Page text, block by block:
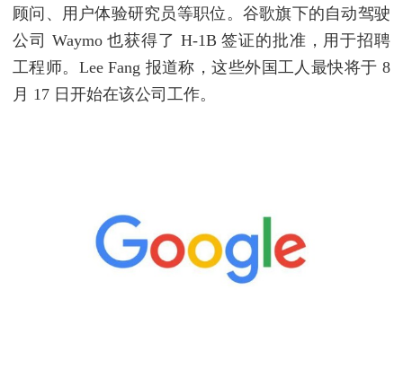
顾问、用户体验研究员等职位。谷歌旗下的自动驾驶
公司 Waymo 也获得了 H-1B 签证的批准，用于招聘
工程师。Lee Fang 报道称，这些外国工人最快将于 8
月 17 日开始在该公司工作。